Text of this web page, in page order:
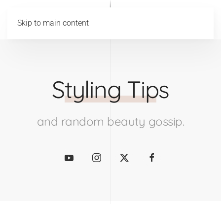
Skip to main content
Styling Tips
and random beauty gossip.